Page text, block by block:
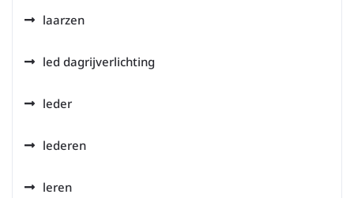
laarzen
led dagrijverlichting
leder
lederen
leren